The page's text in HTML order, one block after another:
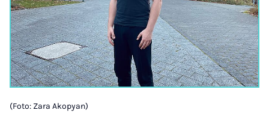
(Foto: Zara Akopyan)